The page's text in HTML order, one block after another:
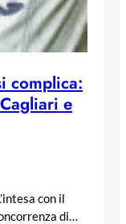
complica:
e
con il
di…